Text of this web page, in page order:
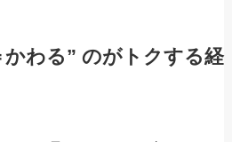
わる” のがトクする経